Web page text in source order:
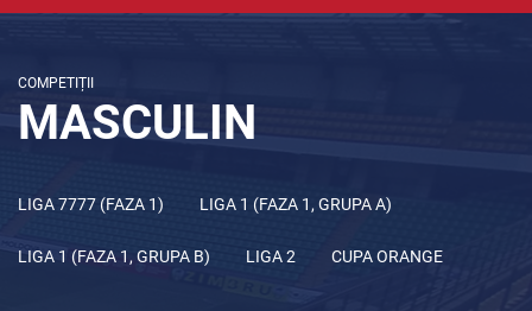
COMPETIȚII
MASCULIN
LIGA 7777 (FAZA 1) LIGA 1 (FAZA 1, GRUPA A)
LIGA 1 (FAZA 1, GRUPA B) LIGA 2 CUPA ORANGE